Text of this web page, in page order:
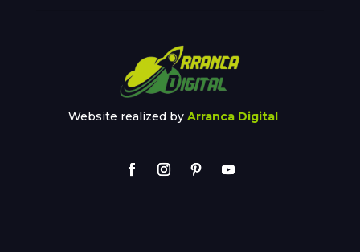
Website realized by Arranca Digital